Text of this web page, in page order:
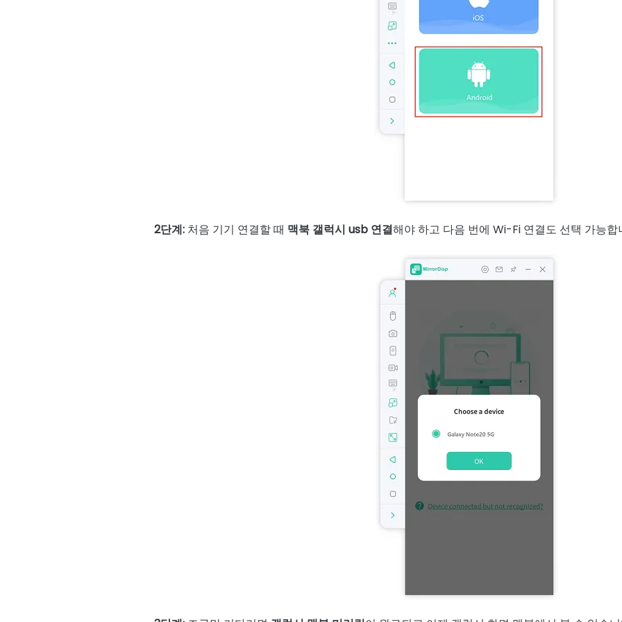
2단계: 처음 기기 연결할 때 맥북 갤럭시 usb 연결해야 하고 다음 번에 Wi-Fi 연결도 선택 가능합